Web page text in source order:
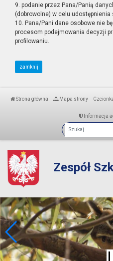
9. podanie przez Pana/Panią
(dobrowolne) w celu
10. Pana/Pani dane osobowe nie
procesom podejmowania decyzji
profilowaniu.
zamknij
Strona główna Mapa strony
Informacja
Fraza
Zespół